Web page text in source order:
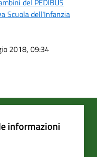
Scuola dell'Infanzia
2018, 09:34
informazioni